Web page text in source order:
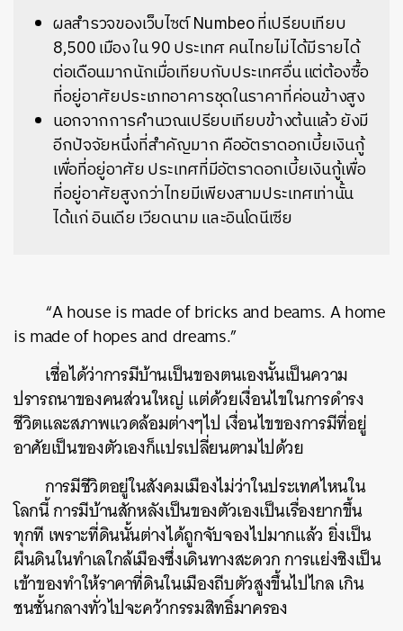
ผลสำรวจของเว็บไซต์ Numbeo ที่เปรียบเทียบ
8,500 เมือง ใน 90 ประเทศ คนไทยไม่ได้มีรายได้
ต่อเดือนมากนักเมื่อเทียบกับประเทศอื่น แต่ต้องซื้อ
ที่อยู่อาศัยประเภทอาคารชุดในราคาที่ค่อนข้างสูง
นอกจากการคำนวณเปรียบเทียบข้างต้นแล้ว ยังมี
อีกปัจจัยหนึ่งที่สำคัญมาก คืออัตราดอกเบี้ยเงินกู้
เพื่อที่อยู่อาศัย ประเทศที่มีอัตราดอกเบี้ยเงินกู้เพื่อ
ที่อยู่อาศัยสูงกว่าไทยมีเพียงสามประเทศเท่านั้น
ได้แก่ อินเดีย เวียดนาม และอินโดนีเซีย
“A house is made of bricks and beams. A home
is made of hopes and dreams.”
เชื่อได้ว่าการมีบ้านเป็นของตนเองนั้นเป็นความ
ปรารถนาของคนส่วนใหญ่ แต่ด้วยเงื่อนไขในการดำรง
ชีวิตและสภาพแวดล้อมต่างๆไป เงื่อนไขของการมีที่อยู่
อาศัยเป็นของตัวเองก็แปรเปลี่ยนตามไปด้วย
การมีชีวิตอยู่ในสังคมเมืองไม่ว่าในประเทศไหนใน
โลกนี้ การมีบ้านสักหลังเป็นของตัวเองเป็นเรื่องยากขึ้น
ทุกที เพราะที่ดินนั้นต่างได้ถูกจับจองไปมากแล้ว ยิ่งเป็น
ผืนดินในทำเลใกล้เมืองซึ่งเดินทางสะดวก การแย่งชิงเป็น
เข้าของทำให้ราคาที่ดินในเมืองถีบตัวสูงขึ้นไปไกล เกิน
ชนชั้นกลางทั่วไปจะคว้ากรรมสิทธิ์มาครอง